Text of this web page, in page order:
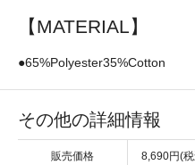
【MATERIAL】
●65%Polyester35%Cotton
その他の詳細情報
販売価格 8,690円(